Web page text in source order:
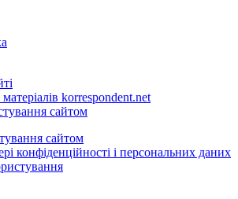
korrespondent.net
сайтом
сайтом
конфіденційності і персональних даних